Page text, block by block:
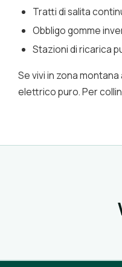
Tratti di salita
Obbligo gomme
Stazioni di ricarica
Se vivi in zona
elettrico puro. Per